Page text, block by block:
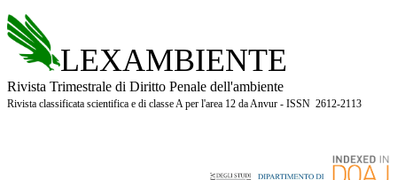
LEXAMBIENTE
Rivista Trimestrale di Diritto Penale dell'ambiente
Rivista classificata scientifica e di classe A per l'area 12 da Anvur - ISSN 2612-2113